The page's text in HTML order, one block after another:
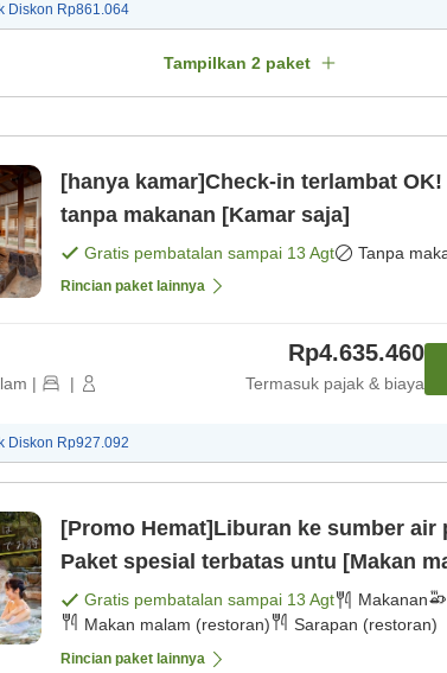
Diskon Rp861.064
Tampilkan 2 paket
[hanya kamar]Check-in terlambat
tanpa makanan [Kamar saja]
Gratis pembatalan sampai 13 Agt Tanpa
Rincian paket lainnya
| |
Rp4.635.460
Termasuk pajak & biaya
Diskon Rp927.092
[Promo Hemat]Liburan ke sumber air
Paket spesial terbatas untu [Makan
Gratis pembatalan sampai 13 Agt Makanan
Makan malam (restoran)
Sarapan (restoran)
Rincian paket lainnya